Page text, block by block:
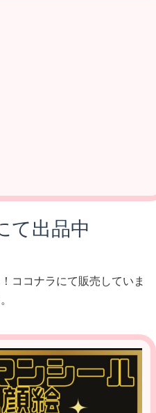
て出品中
ココナラにて販売していま